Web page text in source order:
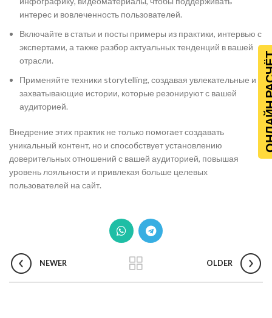
интерес и вовлеченность пользователей.
Включайте в статьи и посты примеры из практики, интервью с
экспертами, а также разбор актуальных тенденций в вашей
отрасли.
Применяйте техники storytelling, создавая увлекательные и
захватывающие истории, которые резонируют с вашей
аудиторией.
Внедрение этих практик не только помогает создавать
уникальный контент, но и способствует установлению
доверительных отношений с вашей аудиторией, повышая
уровень лояльности и привлекая больше целевых
пользователей на сайт.
NEWER OLDER